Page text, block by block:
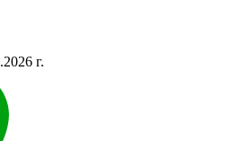
г.